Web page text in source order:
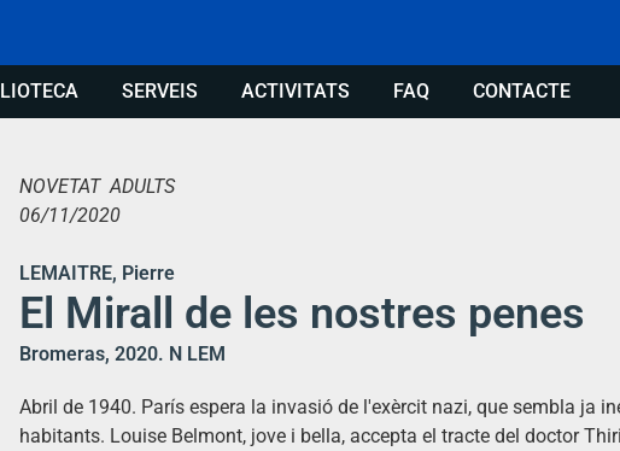
SERVEIS ACTIVITATS FAQ CONTACTE
NOVETAT ADULTS
06/11/2020
LEMAITRE, Pierre
El Mirall de les nostres penes
Bromeras, 2020. N LEM
Abril de 1940. París espera la invasió de l'exèrcit nazi, que sembla ja
habitants. Louise Belmont, jove i bella, accepta el tracte del doctor